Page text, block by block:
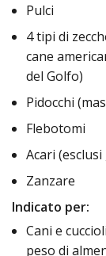
Pulci
4 tipi di
cane
del Golfo)
Pidocchi
Flebotomi
Acari
Zanzare
Indicato per:
Cani e
peso di